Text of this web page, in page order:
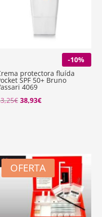
-10%
protectora fluída
SPF 50+ Bruno
4069
€ El
38,93€El
OFERTA